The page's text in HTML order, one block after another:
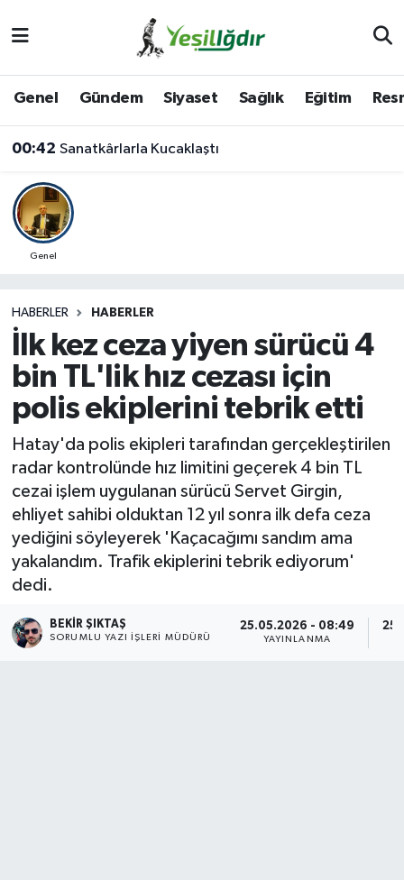
Genel Gündem Siyaset Sağlık Eğitim
00:42 Sanatkârlarla Kucaklaştı
Genel
HABERLER HABERLER
İlk kez ceza yiyen sürücü 4
bin TL'lik hız cezası için
polis ekiplerini tebrik etti
Hatay'da polis ekipleri tarafından gerçekleştirilen
radar kontrolünde hız limitini geçerek 4 bin TL
cezai işlem uygulanan sürücü Servet Girgin,
ehliyet sahibi olduktan 12 yıl sonra ilk defa ceza
yediğini söyleyerek 'Kaçacağımı sandım ama
yakalandım. Trafik ekiplerini tebrik ediyorum'
dedi.
BEKIR ŞIKTAŞ
SORUMLU YAZI İŞLERI MÜDÜRÜ
25.05.2026 - 08:49
YAYINLANMA
Iğdır Trafik Yoğunluk Haritası
Süper Lig Puan Durumu ve Fikstür
Son Dakika Haberleri
Haber Arşivi